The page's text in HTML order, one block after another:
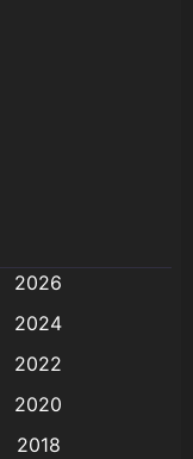
2026
2024
2022
2020
2018